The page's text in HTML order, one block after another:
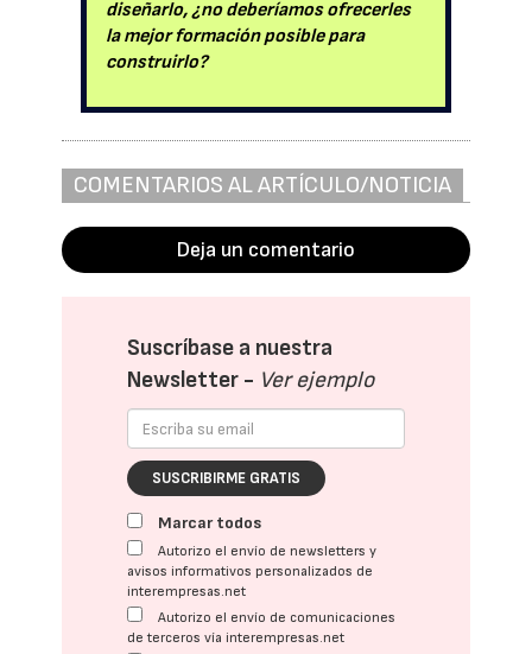
diseñarlo, ¿no deberíamos ofrecerles
la mejor formación posible para
construirlo?
COMENTARIOS AL ARTÍCULO/NOTICIA
Deja un comentario
Suscríbase a nuestra
Newsletter - Ver ejemplo
SUSCRIBIRME GRATIS
Marcar todos
Autorizo el envío de newsletters y
avisos informativos personalizados de
interempresas.net
Autorizo el envío de comunicaciones
de terceros vía interempresas.net